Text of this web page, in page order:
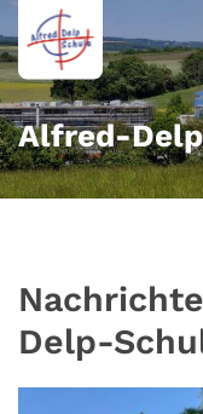
Zum Inhalt springen
Alfred-
Delp-